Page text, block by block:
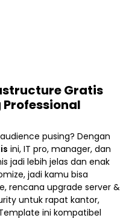
Gratis
pusing? Dengan
ini, IT pro, manager, dan
jadi lebih jelas dan enak
jadi kamu bisa
rencana upgrade server &
untuk rapat kantor,
ini kompatibel